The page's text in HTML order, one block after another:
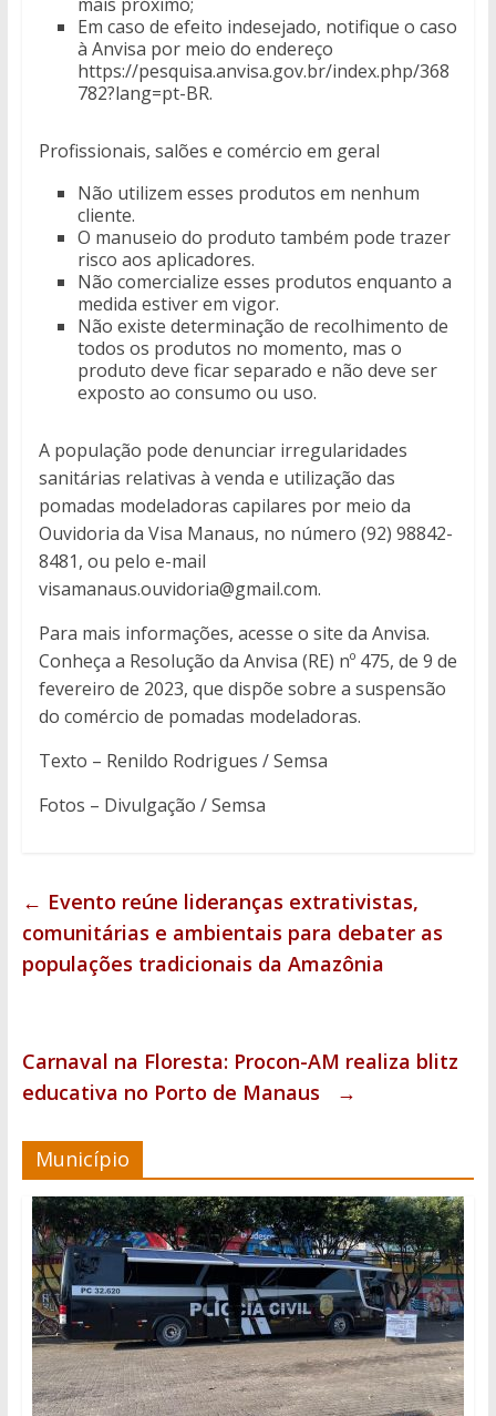
Em caso de efeito indesejado, notifique o caso
à Anvisa por meio do endereço
https://pesquisa.anvisa.gov.br/index.php/368
782?lang=pt-BR.
Profissionais, salões e comércio em geral
Não utilizem esses produtos em nenhum
cliente.
O manuseio do produto também pode trazer
risco aos aplicadores.
Não comercialize esses produtos enquanto a
medida estiver em vigor.
Não existe determinação de recolhimento de
todos os produtos no momento, mas o
produto deve ficar separado e não deve ser
exposto ao consumo ou uso.
A população pode denunciar irregularidades
sanitárias relativas à venda e utilização das
pomadas modeladoras capilares por meio da
Ouvidoria da Visa Manaus, no número (92) 98842-
8481, ou pelo e-mail
visamanaus.ouvidoria@gmail.com.
Para mais informações, acesse o site da Anvisa.
Conheça a Resolução da Anvisa (RE) nº 475, de 9 de
fevereiro de 2023, que dispõe sobre a suspensão
do comércio de pomadas modeladoras.
Texto – Renildo Rodrigues / Semsa
Fotos – Divulgação / Semsa
← Evento reúne lideranças extrativistas,
comunitárias e ambientais para debater as
populações tradicionais da Amazônia
Carnaval na Floresta: Procon-AM realiza blitz
educativa no Porto de Manaus
→
Município